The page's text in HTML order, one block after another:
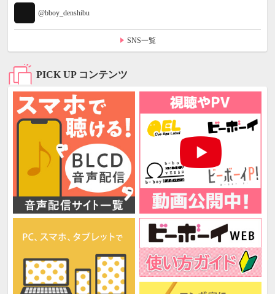
@bboy_denshibu
SNS一覧
PICK UP コンテンツ